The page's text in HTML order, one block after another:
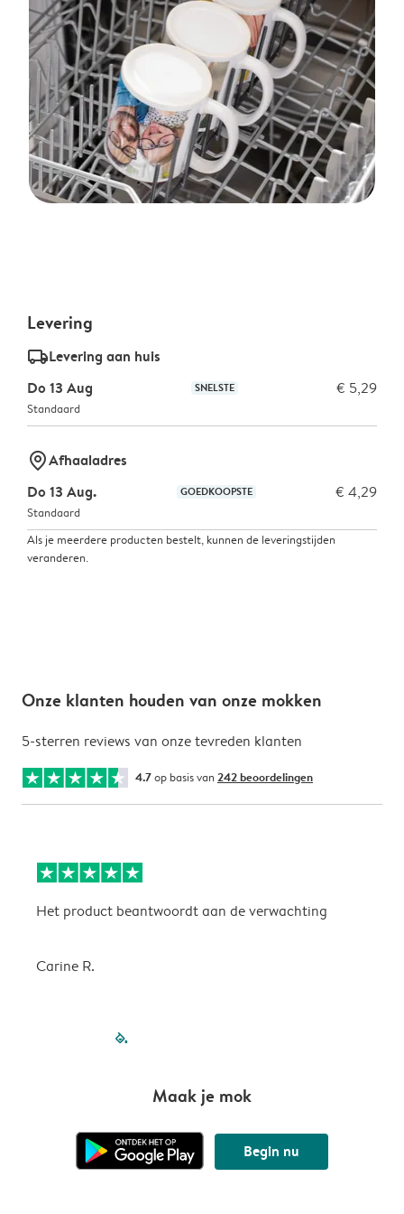
Levering
delivery_standard_v2Levering aan huis
Do 13 Aug
SNELSTE € 5,29
Standaard
marker-pinAfhaaladres
Do 13 Aug.
GOEDKOOPSTE € 4,29
Standaard
Als je meerdere producten bestelt, kunnen de leveringstijden
veranderen.
Onze klanten houden van onze mokken
5-sterren reviews van onze tevreden klanten
4.7op basis van 242 beoordelingen
Het product beantwoordt aan de verwachting
Carine R.
filled-pagination
Maak je mok
Begin nu